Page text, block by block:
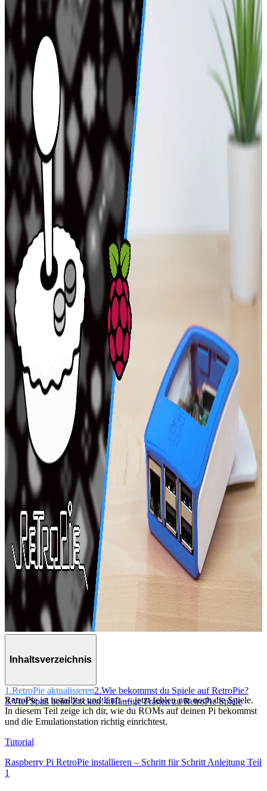
Inhaltsverzeichnis
1.RetroPie aktualisieren2.Wie bekommst du Spiele auf RetroPie?
3.Viel Spaß beim Zocken!4.Häufige Fragen zu RetroPie Spiele
RetroPie ist installiert und läuft — jetzt fehlen nur noch die Spiele.
In diesem Teil zeige ich dir, wie du ROMs auf deinen Pi bekommst
und die Emulationstation richtig einrichtest.
Tutorial
Raspberry Pi RetroPie installieren – Schritt für Schritt Anleitung Teil
1